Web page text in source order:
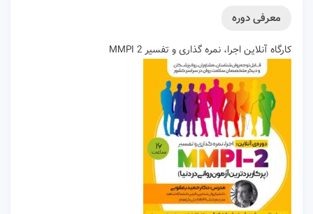
معرفی دوره
کارگاه آنلاین اجرا، نمره گذاری و تفسیر MMPI 2